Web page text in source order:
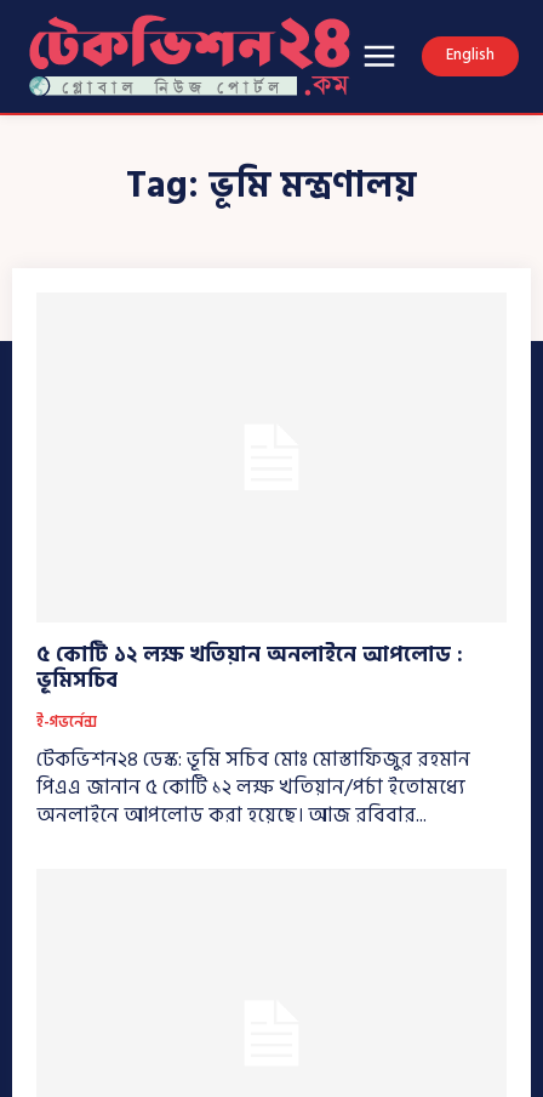
English
Tag: ভূমি মন্ত্রণালয়
৫ কোটি ১২ লক্ষ খতিয়ান অনলাইনে আপলোড :
ভূমিসচিব
ই-গভর্নেন্স
টেকভিশন২৪ ডেস্ক: ভূমি সচিব মোঃ মোস্তাফিজুর রহমান
পিএএ জানান ৫ কোটি ১২ লক্ষ খতিয়ান/পর্চা ইতোমধ্যে
অনলাইনে আপলোড করা হয়েছে। আজ রবিবার...